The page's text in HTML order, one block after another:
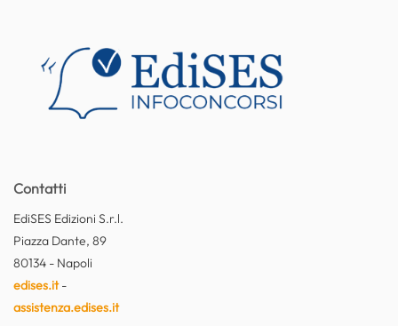
Contatti
EdiSES Edizioni S.r.l.
Piazza Dante, 89
80134 - Napoli
edises.it-
assistenza.edises.it